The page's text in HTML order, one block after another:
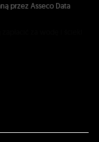
przez Asseco Data